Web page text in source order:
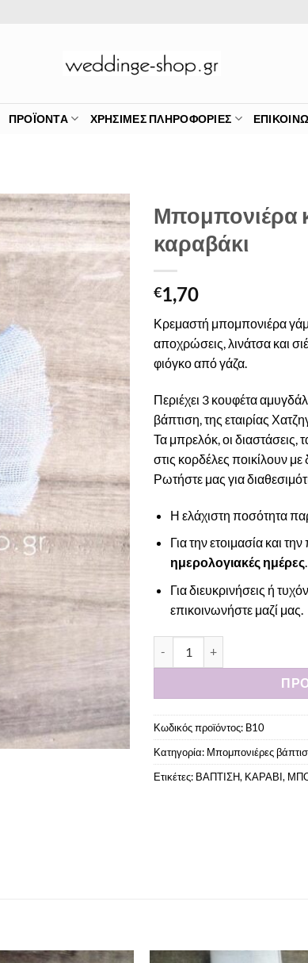
ΠΡΟΪΌΝΤΑ ΧΡΉΣΙΜΕΣ ΠΛΗΡΟΦΟΡΊΕΣ
Πρόσθήκη
στην λίστα
επιθυμιών
Μπομπονιέρα
καραβάκι
€1,70
Κρεμαστή μπομπονιέρα
αποχρώσεις, λινάτσα και
φιόγκο από γάζα.
Περιέχει 3 κουφέτα
βάπτιση, της εταιρίας
Τα μπρελόκ, οι διαστάσεις,
στις κορδέλες ποικίλουν
Ρωτήστε μας για
Η ελάχιστη ποσότητα
Για την ετοιμασία και
ημερολογιακές ημέρες.
Για διευκρινήσεις ή
επικοινωνήστε μαζί μας
Κωδικός προϊόντος: B10
Κατηγορία: Μπομπονιέρες
Ετικέτες: ΒΑΠΤΙΣΗ, ΚΑΡΑΒΙ,